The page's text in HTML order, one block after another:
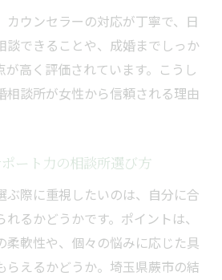
カウンセラーの対応が丁寧で、日
談できることや、成婚までしっか
が高く評価されています。こうし
相談所が女性から信頼される理由
ート力の相談所選び方
ぶ際に重視したいのは、自分に合
るかどうかです。ポイントは、
柔軟性や、個々の悩みに応じた具
らえるかどうか。埼玉県蕨市の結